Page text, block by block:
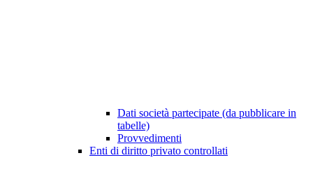
Dati società partecipate (da pubblicare in
tabelle)
Provvedimenti
Enti di diritto privato controllati